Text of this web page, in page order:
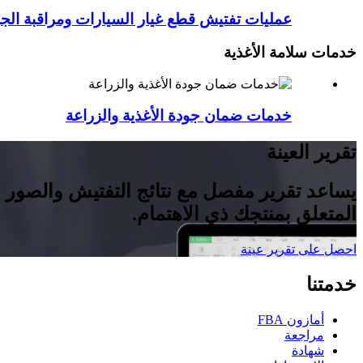
عمليات تفتيش قطع غيار السيارات ومراقبة
خدمات سلامة الأغذية
خدمات ضمان جودة الأغذية والزراعة
تقرير العينة
المتعلق بمنتجك ذي الاهتمام.
احصل على تقرير عينة
خدمتنا
أمازون FBA
مراجعة
شهادة